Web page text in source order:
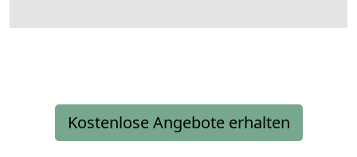
Kostenlose Angebote erhalten